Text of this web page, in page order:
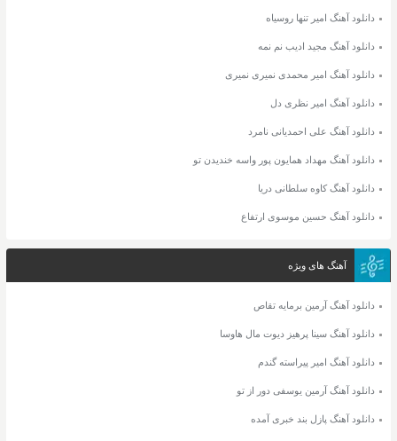
دانلود آهنگ امیر تنها روسیاه
دانلود آهنگ مجید ادیب نم نمه
دانلود آهنگ امیر محمدی نمیری نمیری
دانلود آهنگ امیر نظری دل
دانلود آهنگ علی احمدیانی نامرد
دانلود آهنگ مهداد همایون پور واسه خندیدن تو
دانلود آهنگ کاوه سلطانی دریا
دانلود آهنگ حسین موسوی ارتفاع
آهنگ های ویژه
دانلود آهنگ آرمین برمایه تقاص
دانلود آهنگ سینا پرهیز دیوت مال هاوسا
دانلود آهنگ امیر پیراسته گندم
دانلود آهنگ آرمین یوسفی دور از تو
دانلود آهنگ پازل بند خبری آمده